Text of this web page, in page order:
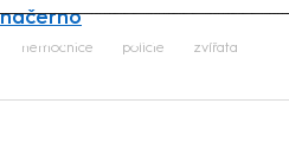
to fetch
nemocnice policie zvířata